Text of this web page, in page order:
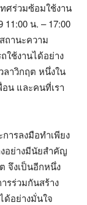
ศร่วมซ้อมใช้งาน
11:00 น. – 17:00
ถานะความ
ใช้งานได้อย่าง
ลาวิกฤต หนึ่งใน
น และคนที่เรา
ารลงมือทำเพียง
อย่างมีนัยสำคัญ
จึงเป็นอีกหนึ่ง
รร่วมกันสร้าง
อย่างมั่นใจ